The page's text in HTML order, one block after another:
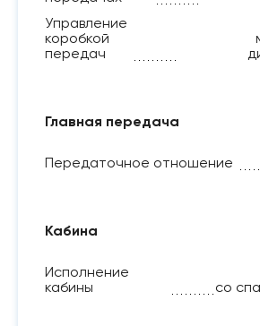
Управление
коробкой
передач
Главная передача
Передаточное отношение
Кабина
Исполнение
кабины
со